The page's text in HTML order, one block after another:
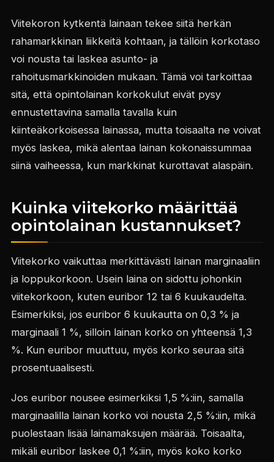
Viitekoron kytkentä lainaan tekee siitä herkän
rahamarkkinan liikkeitä kohtaan, ja tällöin korkotaso
voi nousta tai laskea asunto- ja
rahoitusmarkkinoiden mukaan. Tämä voi tarkoittaa
sitä, että opintolainan korkokulut eivät pysy
ennustettavina samalla tavalla kuin
kiinteäkorkoisessa lainassa, mutta toisaalta ne voivat
myös laskea, mikä alentaa lainan kokonaissummaa
siinä vaiheessa, kun markkinat kurottavat alaspäin.
Kuinka viitekorko määrittää
opintolainan kustannukset?
Viitekorko vaikuttaa merkittävästi lainan marginaaliin
ja loppukorkoon. Usein laina on sidottu johonkin
viitekorkoon, kuten euribor 12 tai 6 kuukaudelta.
Esimerkiksi, jos euribor 6 kuukautta on 0,3 % ja
marginaali 1 %, silloin lainan korko on yhteensä 1,3
%. Kun euribor muuttuu, myös korko seuraa sitä
prosentuaalisesti.
Jos euribor nousee esimerkiksi 1,5 %:iin, samalla
marginaalilla lainan korko voi nousta 2,5 %:iin, mikä
puolestaan lisää lainamaksujen määrää. Toisaalta,
mikäli euribor laskee 0,1 %:iin, myös koko korko